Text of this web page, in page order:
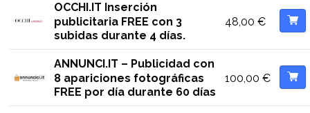
OCCHI.IT Inserción
publicitaria FREE con 3
subidas durante 4 días.
48,00 €
ANNUNCI.IT – Publicidad con
8 apariciones fotográficas
FREE por día durante 60 días
100,00 €